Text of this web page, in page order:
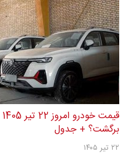
برگشت؟ + جدول
۲۲ تیر ۱۴۰۵